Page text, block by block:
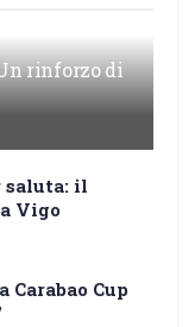
rinforzo di
saluta: il
Vigo
Cup